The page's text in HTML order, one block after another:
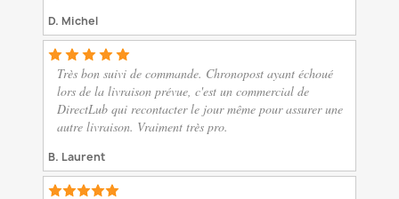
D. Michel
Très bon suivi de commande. Chronopost ayant échoué
lors de la livraison prévue, c'est un commercial de
DirectLub qui recontacter le jour même pour assurer une
autre livraison. Vraiment très pro.
B. Laurent